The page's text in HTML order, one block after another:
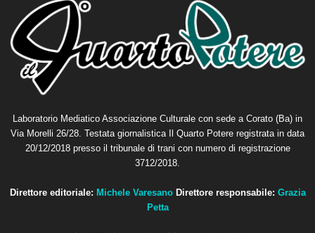
Laboratorio Mediatico Associazione Culturale con sede a Corato (Ba) in
Via Morelli 26/28. Testata giornalistica Il Quarto Potere registrata in data
20/12/2018 presso il tribunale di trani con numero di registrazione
3712/2018.
Direttore editoriale: Michele Varesano Direttore responsabile: Grazia
Petta